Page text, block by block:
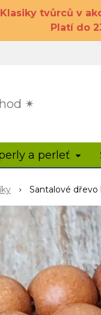
Klasiky tvůrců v
Platí do
✴
a perleť
Santalové dřevo